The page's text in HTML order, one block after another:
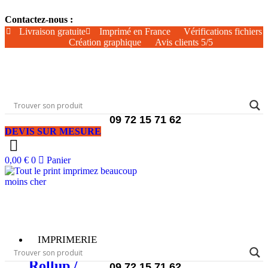
au
contenu
Contactez-nous :
Livraison gratuite
Imprimé en France
Vérifications fichiers
Création graphique
Avis clients 5/5
09 72 15 71 62
DEVIS SUR MESURE
0,00 € 0 Panier
IMPRIMERIE